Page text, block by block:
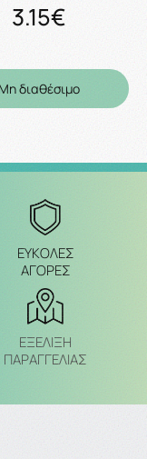
3.15€
Μη διαθέσιμο
ΕΥΚΟΛΕΣ
ΑΓΟΡΕΣ
ΕΞΈΛΙΞΗ
ΠΑΡΑΓΓΕΛΙΑΣ